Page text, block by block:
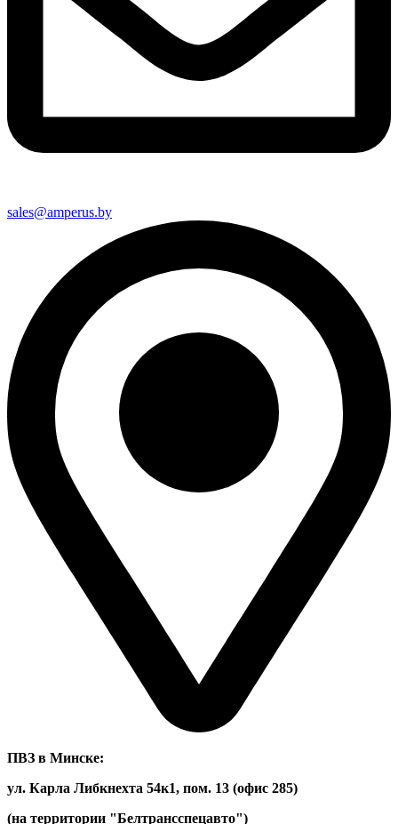
sales@amperus.by
ПВЗ в Минске:
ул. Карла Либкнехта 54к1, пом. 13 (офис 285)
(на территории "Белтрансспецавто")